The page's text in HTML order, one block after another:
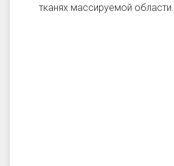
тканях массируемой области.